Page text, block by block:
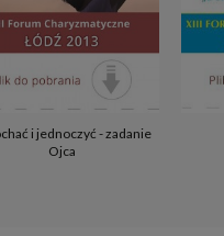
i jednoczyć - zadanie
Ojca